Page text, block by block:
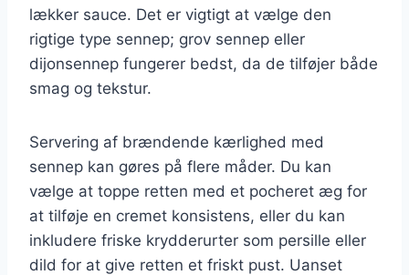
lækker sauce. Det er vigtigt at vælge den
rigtige type sennep; grov sennep eller
dijonsennep fungerer bedst, da de tilføjer både
smag og tekstur.
Servering af brændende kærlighed med
sennep kan gøres på flere måder. Du kan
vælge at toppe retten med et pocheret æg for
at tilføje en cremet konsistens, eller du kan
inkludere friske krydderurter som persille eller
dild for at give retten et friskt pust. Uanset